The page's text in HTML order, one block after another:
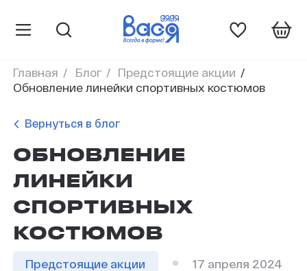
Главная Блог
Предстоящие акции
Обновление линейки спортивных костюмов
Вернуться в блог
ОБНОВЛЕНИЕ
ЛИНЕЙКИ
СПОРТИВНЫХ
КОСТЮМОВ
Предстоящие акции 17 апреля 2024